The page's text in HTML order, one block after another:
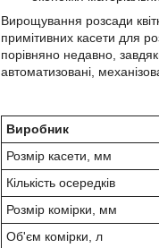
Вирощування розсади
примітивних касети для
порівняно недавно,
автоматизовані,
Виробник
Розмір касети, мм
Кількість осередків
Розмір комірки, мм
Об'єм комірки, л